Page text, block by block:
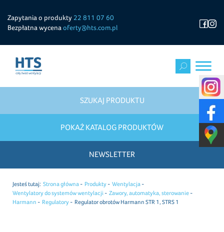
Zapytania o produkty 22 811 07 60
Bezpłatna wycena oferty@hts.com.pl
SZUKAJ PRODUKTU
POKAŻ KATALOG PRODUKTÓW
NEWSLETTER
Jesteś tutaj: Strona główna Produkty
Wentylacja
Wentylatory do systemów wentylacji
Zawory, automatyka, sterowanie
Harmann
Regulatory Regulator obrotów Harmann STR 1, STRS 1